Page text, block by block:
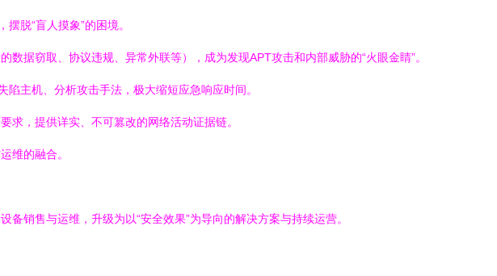
脱“盲人摸象”的困境。
据窃取、协议违规、异常外联等），成为发现APT攻击和内部威胁的“火眼金睛”。
主机、分析攻击手法，极大缩短应急响应时间。
求，提供详实、不可篡改的网络活动证据链。
维的融合。
销售与运维，升级为以“安全效果”为导向的解决方案与持续运营。